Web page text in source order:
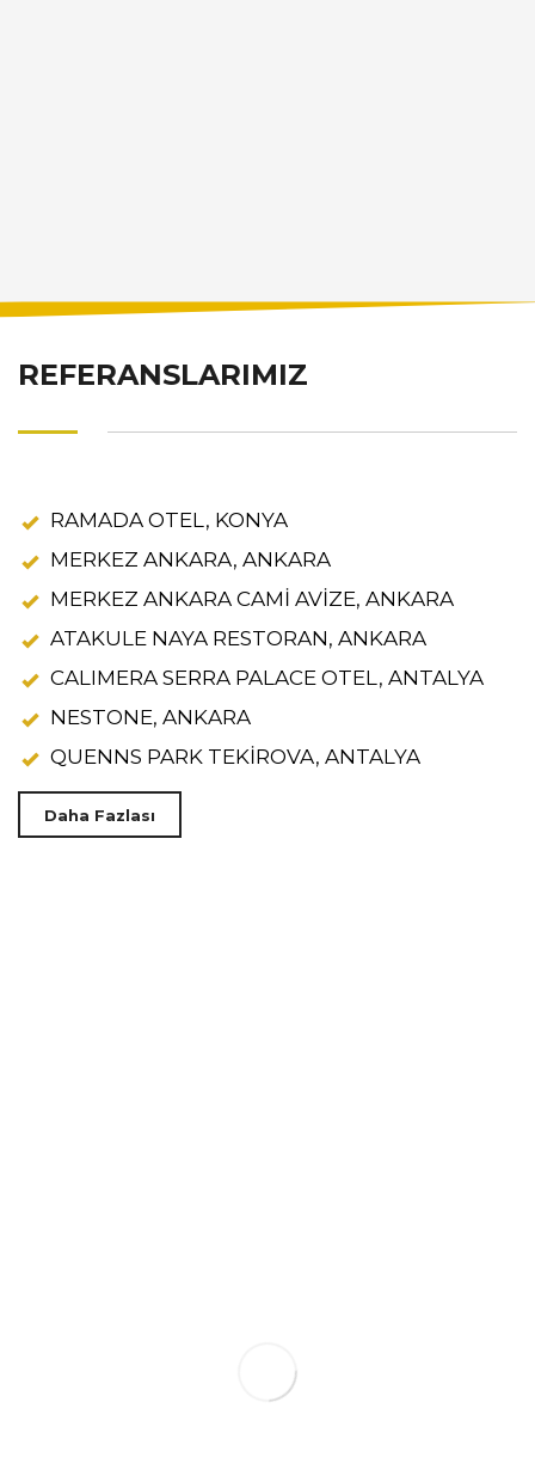
REFERANSLARIMIZ
RAMADA OTEL, KONYA
MERKEZ ANKARA, ANKARA
MERKEZ ANKARA CAMİ AVİZE, ANKARA
ATAKULE NAYA RESTORAN, ANKARA
CALIMERA SERRA PALACE OTEL, ANTALYA
NESTONE, ANKARA
QUENNS PARK TEKİROVA, ANTALYA
Daha Fazlası